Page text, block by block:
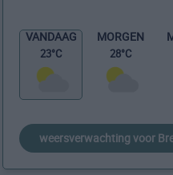
VANDAAG
23°C
MORGEN
28°C
weersverwachting voor